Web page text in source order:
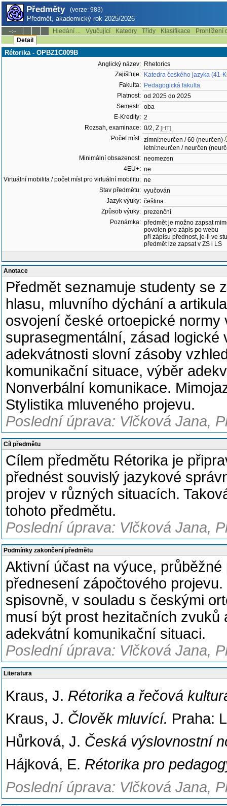
Předměty (verze: 983)
Předmět, akademický rok 2025/2026
--:-- Hledání ... Vyučující Katedry Třídy Klasifikace
Prohlížení
Detail
Rétorika - OPBZ1C009B
Anglický název: Rhetorics
Zajišťuje: Katedra českého jazyka (41-
Fakulta: Pedagogická fakulta
Platnost: od 2025 do 2025
Semestr: oba
E-Kredity: 2
Rozsah, examinace: 0/2, Z [HT]
Počet míst: zimní:neurčen / 60 (neurčen)
letní:neurčen / neurčen
Minimální obsazenost: neomezen
4EU+: ne
Virtuální mobilita / počet míst pro virtuální mobilitu: ne
Stav předmětu: vyučován
Jazyk výuky: čeština
Způsob výuky: prezenční
Poznámka: předmět je možno zapsat
povolen pro zápis po webu
při zápisu přednost, je-li ve
předmět lze zapsat v ZS i LS
Anotace
Předmět seznamuje studenty se
hlasu, mluvního dýchání a
osvojení české ortoepické normy
suprasegmentální, zásad
adekvátnosti slovní zásoby
komunikační situace, výběr
Nonverbální komunikace.
Stylistika mluveného projevu.
Poslední úprava: Vlčková Jana,
Cíl předmětu
Cílem předmětu Rétorika je
přednést souvislý jazykové
projev v různých situacích.
tohoto předmětu.
Poslední úprava: Vlčková Jana,
Podmínky zakončení předmětu
Aktivní účast na výuce,
přednesení zápočtového
spisovně, v souladu s českými
musí být prost hezitačních
adekvátní komunikační situaci.
Poslední úprava: Vlčková Jana,
Literatura
Kraus, J. Rétorika a řečová
Kraus, J. Člověk mluvící. Praha:
Hůrková, J. Česká výslovnostní
Hájková, E. Rétorika pro
Poslední úprava: Vlčková Jana,